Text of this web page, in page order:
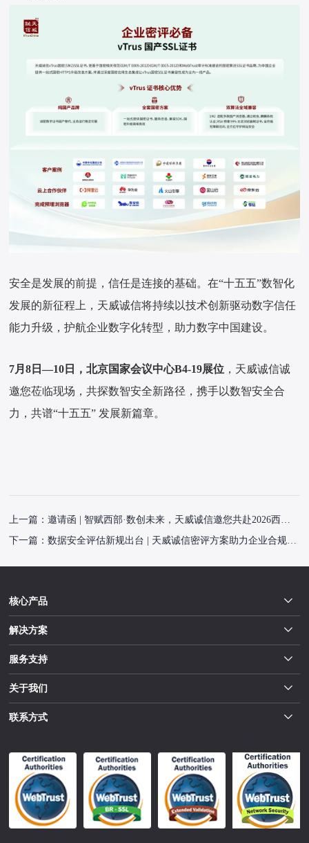
安全是发展的前提，信任是连接的基础。在“十五五”数智化
发展的新征程上，天威诚信将持续以技术创新驱动数字信任
能力升级，护航企业数字化转型，助力数字中国建设。
7月8日—10日，北京国家会议中心B4-19展位 ，天威诚信诚
邀您莅临现场，共探数智安全新路径，携手以数智安全合
力，共谱“十五五” 发展新篇章。
上一篇：邀请函 | 智赋西部·数创未来，天威诚信邀您共赴2026西部企业数智大会
下一篇：数据安全评估新规出台 | 天威诚信密评方案助力企业合规落地
核心产品
解决方案
服务支持
关于我们
联系方式